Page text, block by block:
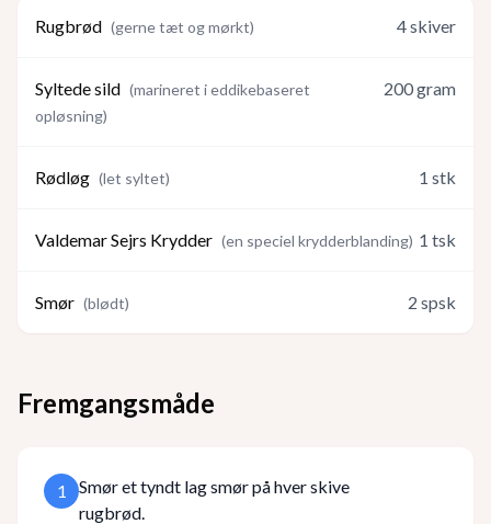
Rugbrød (gerne tæt og mørkt) 4skiver
Syltede sild (marineret i eddikebaseret
opløsning)
200gram
Rødløg (let syltet) 1 stk
Valdemar Sejrs Krydder (en speciel krydderblanding) 1 tsk
Smør (blødt) 2 spsk
Fremgangsmåde
1
Smør et tyndt lag smør på hver skive
rugbrød.